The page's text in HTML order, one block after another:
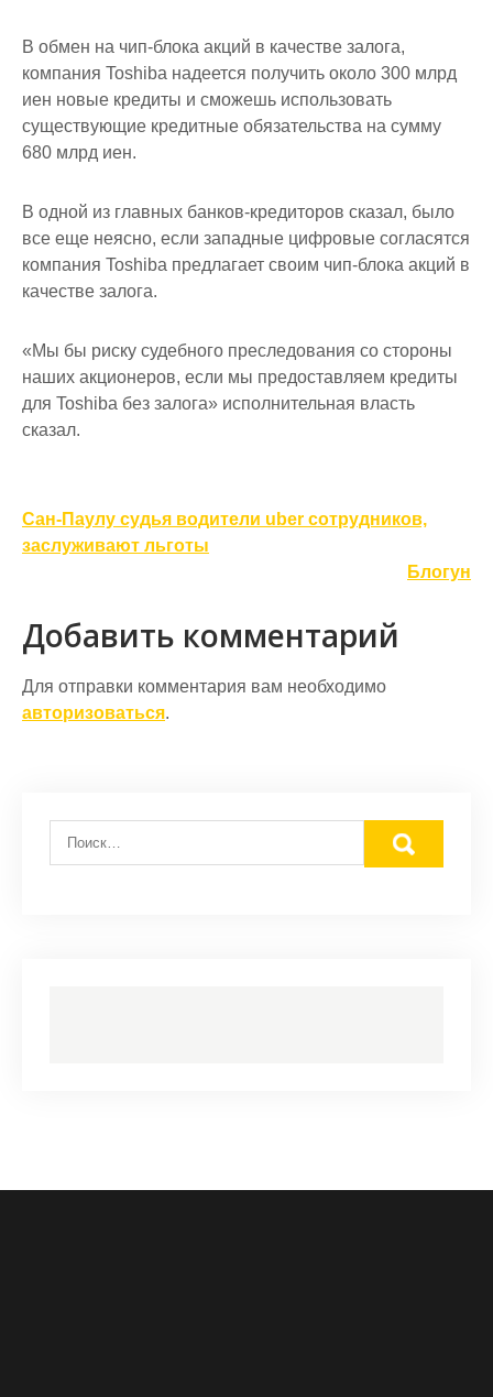
В обмен на чип-блока акций в качестве залога,
компания Toshiba надеется получить около 300 млрд
иен новые кредиты и сможешь использовать
существующие кредитные обязательства на сумму
680 млрд иен.
В одной из главных банков-кредиторов сказал, было
все еще неясно, если западные цифровые согласятся
компания Toshiba предлагает своим чип-блока акций в
качестве залога.
«Мы бы риску судебного преследования со стороны
наших акционеров, если мы предоставляем кредиты
для Toshiba без залога» исполнительная власть
сказал.
Навигация
по
Сан-Паулу судья водители uber сотрудников,
заслуживают льготы
Блогун
Добавить комментарий
Для отправки комментария вам необходимо
авторизоваться.